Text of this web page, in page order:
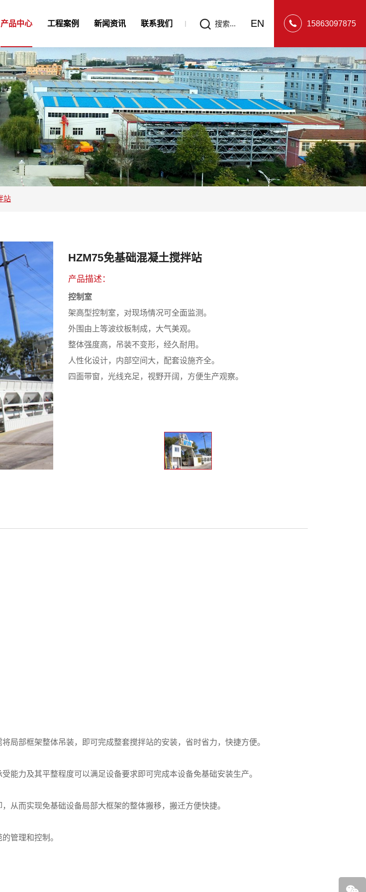
15863097875
EN
搜索...
产品中心 工程案例 新闻资讯 联系我们
站
HZM75免基础混凝土搅拌站
产品描述：
控制室
架高型控制室，对现场情况可全面监测。
外围由上等波纹板制成，大气美观。
整体强度高，吊装不变形，经久耐用。
人性化设计，内部空间大，配套设施齐全。
四面带窗，光线充足，视野开阔，方便生产观察。
局部框架整体吊装，即可完成整套搅拌站的安装，省时省力，快捷方便。
能力及其平整程度可以满足设备要求即可完成本设备免基础安装生产。
从而实现免基础设备局部大框架的整体搬移，搬迁方便快捷。
管理和控制。